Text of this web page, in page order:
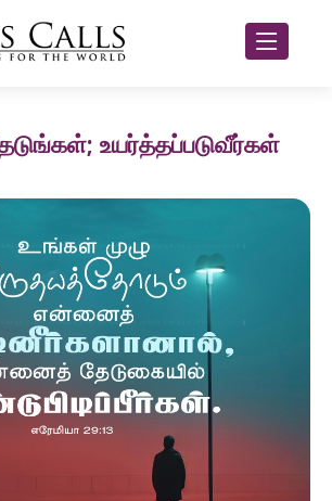
உயர்த்தப்படுவீர்கள்